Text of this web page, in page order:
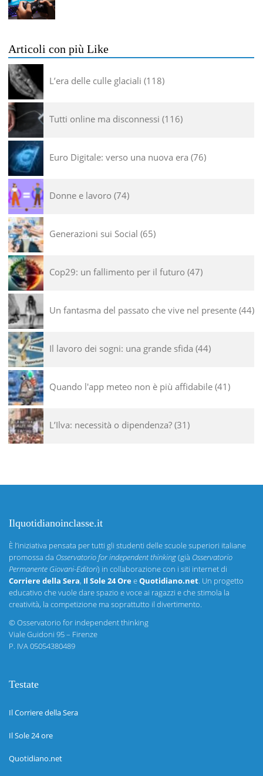
Articoli con più Like
L’era delle culle glaciali 118
Tutti online ma disconnessi 116
Euro Digitale: verso una nuova era 76
Donne e lavoro 74
Generazioni sui Social 65
Cop29: un fallimento per il futuro 47
Un fantasma del passato che vive nel presente 44
Il lavoro dei sogni: una grande sfida 44
Quando l'app meteo non è più affidabile 41
L’Ilva: necessità o dipendenza? 31
Ilquotidianoinclasse.it
È l’iniziativa pensata per tutti gli studenti delle scuole superiori italiane
promossa da Osservatorio for independent thinking(già Osservatorio
Permanente Giovani-Editori) in collaborazione con i siti internet di
Corriere della Sera, Il Sole 24 OreeQuotidiano.net. Un progetto
educativo che vuole dare spazio e voce ai ragazzi e che stimola la
creatività, la competizione ma soprattutto il divertimento.
©Osservatorio for independent thinking
Viale Guidoni 95 – Firenze
P. IVA 05054380489
Testate
Il Corriere della Sera
Il Sole 24 ore
Quotidiano.net